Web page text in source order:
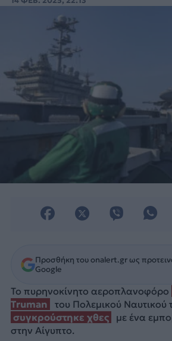
Προσθήκη του onalert.gr ως
Google
Το πυρηνοκίνητο αεροπλανοφόρο
Truman
του Πολεμικού
συγκρούστηκε χθες
με ένα
στην Αίγυπτο.